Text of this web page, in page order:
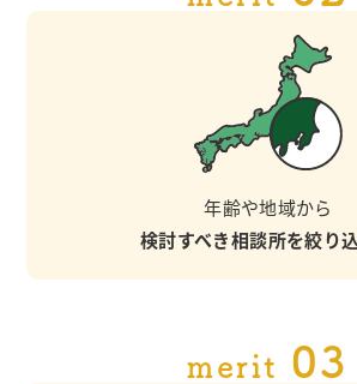
年齢や地域から
検討すべき相談所を絞り
merit 03